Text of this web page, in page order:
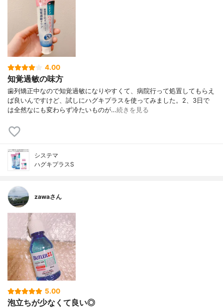
4.00
知覚過敏の味方
歯列矯正中なので知覚過敏になりやすくて、病院行って処置してもらえ
ば良いんですけど、試しにハグキプラスを使ってみました。2、3日で
は全然なにも変わらず冷たいものが…続きを見る
システマ
ハグキプラスS
zawaさん
5.00
泡立ちが少なくて良い◎